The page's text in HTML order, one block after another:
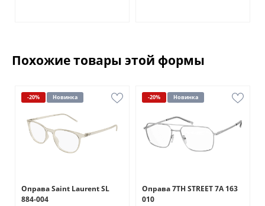
Похожие товары этой формы
-20% Новинка
Оправа Saint Laurent SL
884-004
-20% Новинка
Оправа 7TH STREET 7A 163
010